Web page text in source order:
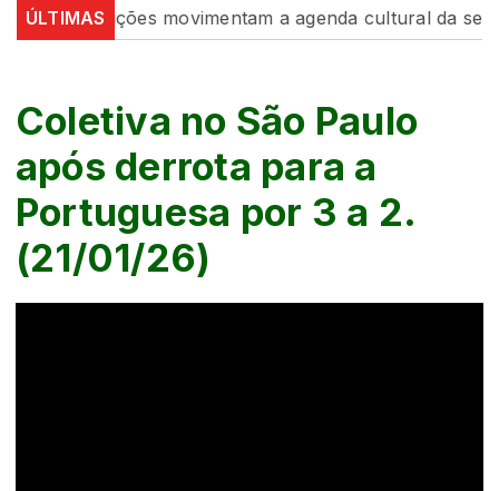
ÚLTIMASmovimentam a agenda cultural da semana
Coletiva no São Paulo
após derrota para a
Portuguesa por 3 a 2.
(21/01/26)